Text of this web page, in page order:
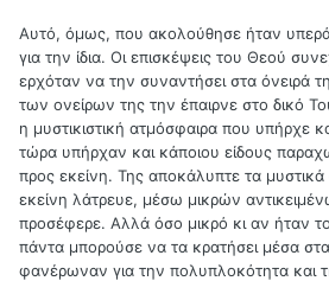
Αυτό, όμως, που ακολούθησε ήταν
για την ίδια. Οι επισκέψεις του Θεού
ερχόταν να την συναντήσει στα όνειρά
των ονείρων της την έπαιρνε στο δικό
η μυστικιστική ατμόσφαιρα που υπήρχε
τώρα υπήρχαν και κάποιου είδους
προς εκείνη. Της αποκάλυπτε τα
εκείνη λάτρευε, μέσω μικρών
προσέφερε. Αλλά όσο μικρό κι αν ήταν το
πάντα μπορούσε να τα κρατήσει μέσα
φανέρωναν για την πολυπλοκότητα και